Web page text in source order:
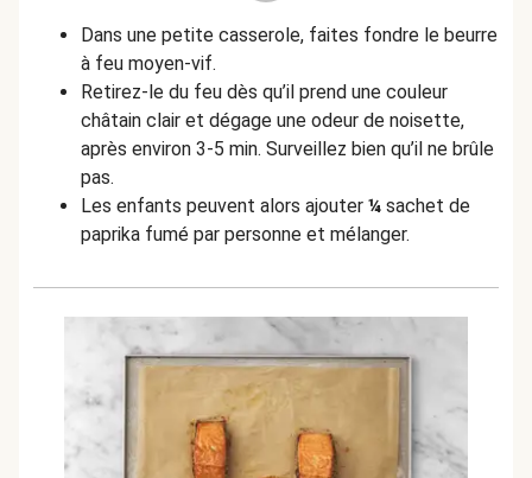
Dans une petite casserole, faites fondre le beurre
à feu moyen-vif.
Retirez-le du feu dès qu’il prend une couleur
châtain clair et dégage une odeur de noisette,
après environ 3-5 min. Surveillez bien qu’il ne brûle
pas.
Les enfants peuvent alors ajouter ¼ sachet de
paprika fumé par personne et mélanger.